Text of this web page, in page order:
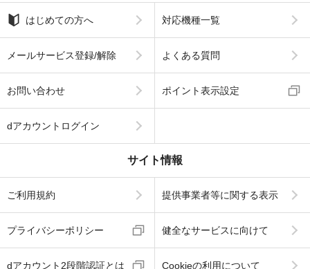
はじめての方へ 対応機種一覧
メールサービス登録/解除 よくある質問
お問い合わせ ポイント表示設定
dアカウントログイン
サイト情報
ご利用規約 提供事業者等に関する表示
プライバシーポリシー 健全なサービスに向けて
dアカウント2段階認証とは Cookieの利用について